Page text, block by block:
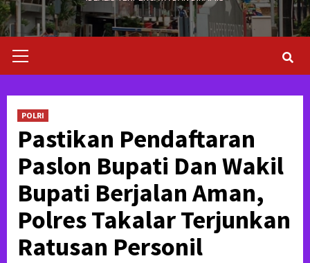
Menu
POLRI
Pastikan Pendaftaran
Paslon Bupati Dan Wakil
Bupati Berjalan Aman,
Polres Takalar Terjunkan
Ratusan Personil